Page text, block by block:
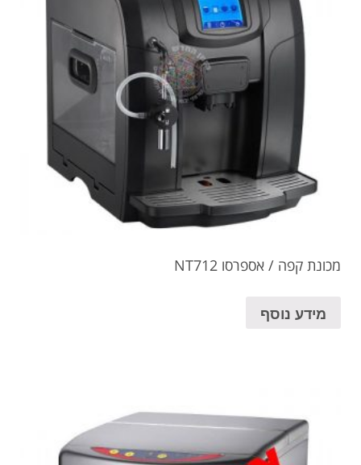
מכונת קפה / אספרסו NT712
מידע נוסף